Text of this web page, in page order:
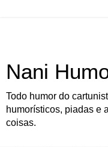
Nani
Todo humor do
humorísticos, piadas e
coisas.